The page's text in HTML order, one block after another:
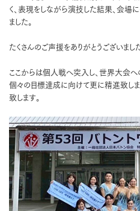
く、表現をしながら演技した結果、会場
ました。
たくさんのご声援をありがとうございました
ここからは個人戦へ突入し、世界大会へ
個々の目標達成に向けて更に精進致しま
致します。